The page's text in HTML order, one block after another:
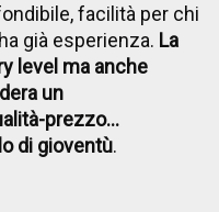
facilità per chi
già esperienza. La
level ma anche
un
prezzo...
di gioventù.